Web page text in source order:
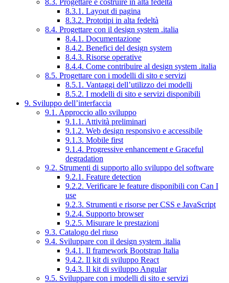
8.3.1. Layout di pagina
8.3.2. Prototipi in alta fedeltà
8.4. Progettare con il design system .italia
8.4.1. Documentazione
8.4.2. Benefici del design system
8.4.3. Risorse operative
8.4.4. Come contribuire al design system .italia
8.5. Progettare con i modelli di sito e servizi
8.5.1. Vantaggi dell’utilizzo dei modelli
8.5.2. I modelli di sito e servizi disponibili
9. Sviluppo dell’interfaccia
9.1. Approccio allo sviluppo
9.1.1. Attività preliminari
9.1.2. Web design responsivo e accessibile
9.1.3. Mobile first
9.1.4. Progressive enhancement e Graceful
degradation
9.2. Strumenti di supporto allo sviluppo del software
9.2.1. Feature detection
9.2.2. Verificare le feature disponibili con Can I
use
9.2.3. Strumenti e risorse per CSS e JavaScript
9.2.4. Supporto browser
9.2.5. Misurare le prestazioni
9.3. Catalogo del riuso
9.4. Sviluppare con il design system .italia
9.4.1. Il framework Bootstrap Italia
9.4.2. Il kit di sviluppo React
9.4.3. Il kit di sviluppo Angular
9.5. Sviluppare con i modelli di sito e servizi